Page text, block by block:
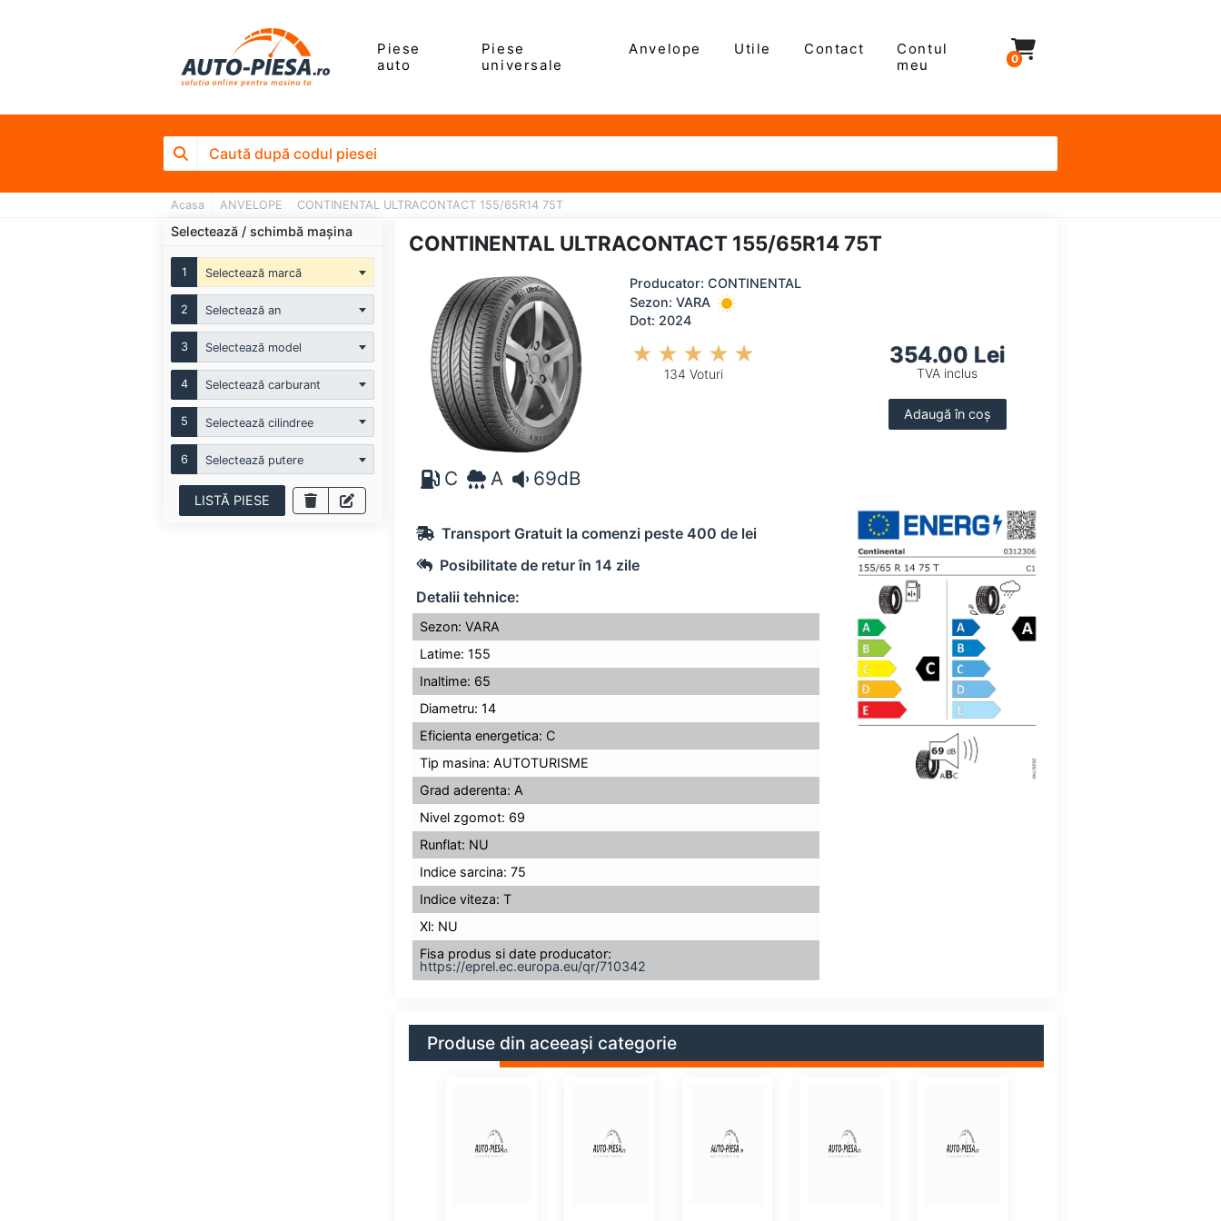
Piese
auto
Piese
universale
Anvelope Utile Contact
Contul
meu
0
Acasa ANVELOPE CONTINENTAL ULTRACONTACT 155/65R14 75T
Selectează / schimbă mașina
1 Selectează marcă
2 Selectează an
3 Selectează model
4 Selectează carburant
5 Selectează cilindree
6 Selectează putere
LISTĂ PIESE
CONTINENTAL ULTRACONTACT 155/65R14 75T
C A 69dB
Producator: CONTINENTAL
Sezon: VARA
Dot: 2024
134 Voturi
354.00 Lei
TVA inclus
Adaugă în coș
Transport Gratuit la comenzi peste 400 de lei
Posibilitate de retur în 14 zile
Detalii tehnice:
Sezon: VARA
Latime: 155
Inaltime: 65
Diametru: 14
Eficienta energetica: C
Tip masina: AUTOTURISME
Grad aderenta: A
Nivel zgomot: 69
Runflat: NU
Indice sarcina: 75
Indice viteza: T
Xl: NU
Fisa produs si date producator:
https://eprel.ec.europa.eu/qr/710342
Produse din aceeași categorie